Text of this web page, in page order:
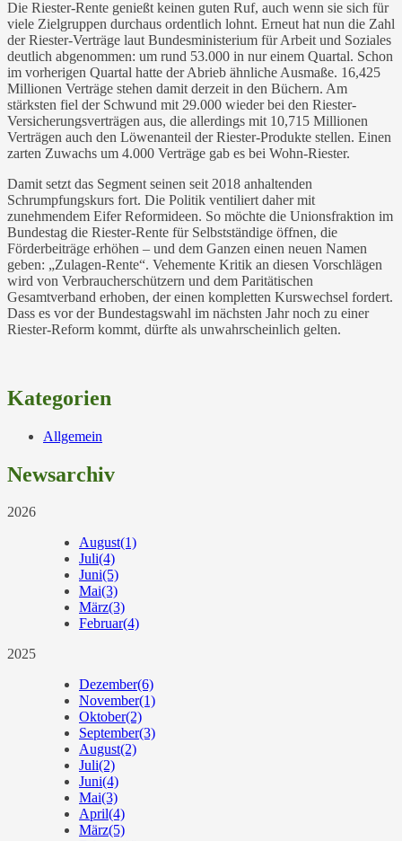
Die Riester-Rente genießt keinen guten Ruf, auch wenn sie sich für
viele Zielgruppen durchaus ordentlich lohnt. Erneut hat nun die Zahl
der Riester-Verträge laut Bundesministerium für Arbeit und Soziales
deutlich abgenommen: um rund 53.000 in nur einem Quartal. Schon
im vorherigen Quartal hatte der Abrieb ähnliche Ausmaße. 16,425
Millionen Verträge stehen damit derzeit in den Büchern. Am
stärksten fiel der Schwund mit 29.000 wieder bei den Riester-
Versicherungsverträgen aus, die allerdings mit 10,715 Millionen
Verträgen auch den Löwenanteil der Riester-Produkte stellen. Einen
zarten Zuwachs um 4.000 Verträge gab es bei Wohn-Riester.
Damit setzt das Segment seinen seit 2018 anhaltenden
Schrumpfungskurs fort. Die Politik ventiliert daher mit
zunehmendem Eifer Reformideen. So möchte die Unionsfraktion im
Bundestag die Riester-Rente für Selbstständige öffnen, die
Förderbeiträge erhöhen – und dem Ganzen einen neuen Namen
geben: „Zulagen-Rente“. Vehemente Kritik an diesen Vorschlägen
wird von Verbraucherschützern und dem Paritätischen
Gesamtverband erhoben, der einen kompletten Kurswechsel fordert.
Dass es vor der Bundestagswahl im nächsten Jahr noch zu einer
Riester-Reform kommt, dürfte als unwahrscheinlich gelten.
Kategorien
Allgemein
Newsarchiv
2026
August(1)
Juli(4)
Juni(5)
Mai(3)
März(3)
Februar(4)
2025
Dezember(6)
November(1)
Oktober(2)
September(3)
August(2)
Juli(2)
Juni(4)
Mai(3)
April(4)
März(5)